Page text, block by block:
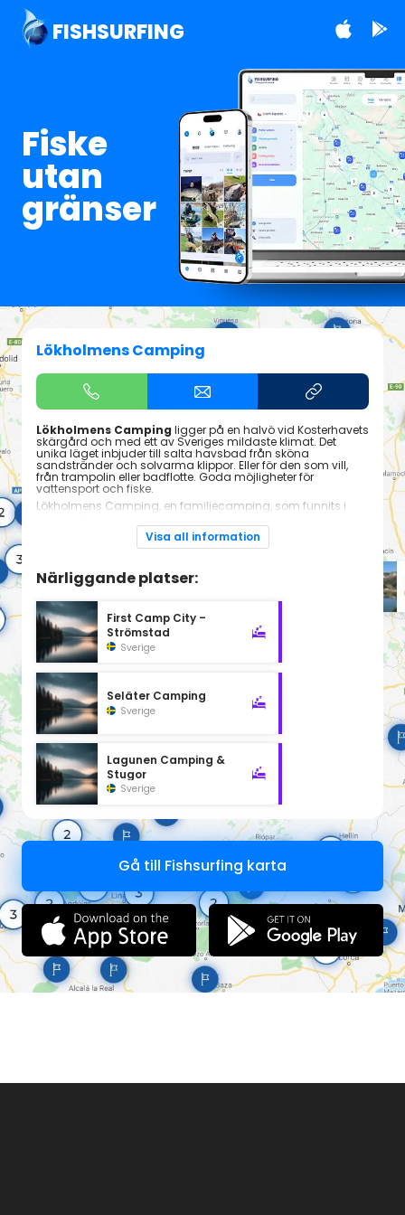
FISHSURFING
Fiske
utan
gränser
Lökholmens Camping
Lökholmens Camping ligger på en halvö vid Kosterhavets
skärgård och med ett av Sveriges mildaste klimat. Det
unika läget inbjuder till salta havsbad från sköna
sandstränder och solvarma klippor. Eller för den som vill,
från trampolin eller badflotte. Goda möjligheter för
vattensport och fiske.
Lökholmens Camping, en familjecamping, som funnits i
nybyggd, miljöanpassad servicebyggnad, kiosk/butik på
platsen och en mindre servering. Välutrustad lekplats för
Här finns förutom bad och vattensport möjlighet att spela
tennis på nyasfalterad tennisbana, spela minigolf eller
jogging rundor är ett naturligt inslag.
Nära till Strömstad, Norge och utflyktsmål som Kosterhavets
Nationalpark, Nordby – Nordens största Shoppingcenter,
Strömstads räkfester, Dynekilens Golfbana, Vitlycke
Hällristnings museum och många andra intressanta
platser och upplevelser.
Visa all information
Närliggande platser:
First Camp City –
Strömstad
Sverige
Seläter Camping
Sverige
Lagunen Camping &
Stugor
Sverige
Gå till Fishsurfing karta